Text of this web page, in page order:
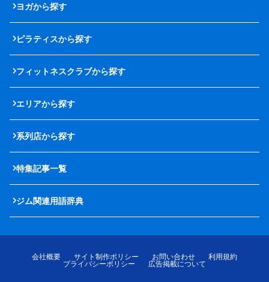
ヨガから探す
ピラティスから探す
フィットネスクラブから探す
エリアから探す
系列店から探す
特集記事一覧
ジム関連用語辞典
会社概要 サイト制作ポリシー お問い合わせ
利用規約
プライバシーポリシー
広告掲載について